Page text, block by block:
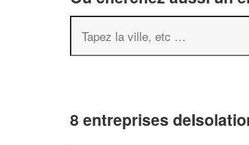
8 entreprises